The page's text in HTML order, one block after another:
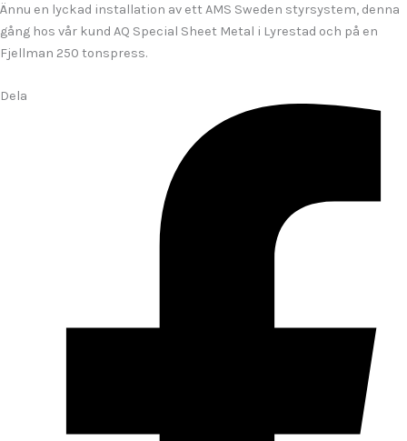
Ännu en lyckad installation av ett AMS Sweden styrsystem, denna
gång hos vår kund AQ Special Sheet Metal i Lyrestad och på en
Fjellman 250 tonspress.
Dela